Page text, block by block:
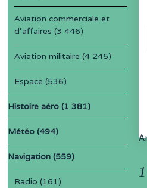
Aviation commerciale et
d'affaires (3 446)
Aviation militaire (4 245)
Espace (536)
Histoire aéro (1 381)
Météo (494)
Navigation (559)
Radio (161)